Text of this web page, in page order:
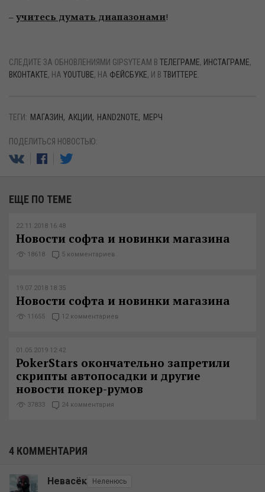
– учитесь думать диапазонами!
СЛЕДИТЕ ЗА ОБНОВЛЕНИЯМИ GIPSYTEAM В ТЕЛЕГРАМЕ, ИНСТАГРАМЕ,
ВКОНТАКТЕ, НА YOUTUBE, НА ФЕЙСБУКЕ, И В ТВИТТЕРЕ
ТЕГИ: МАГАЗИН АКЦИИ HAND2NOTE МЕРЧ
ПОДЕЛИТЬСЯ НОВОСТЬЮ:
ЕЩЕ ПО ТЕМЕ
22.11.2018 16:48
Новости софта и новинки магазина
18618 5 комментариев
19.07.2018 18:35
Новости софта и новинки магазина
11655 12 комментариев
01.05.2019 12:42
PokerStars окончательно запретили
скрипты автопосадки и другие
новости покер-румов
37833 24 комментария
4 КОММЕНТАРИЯ
Невасёк Неленюсь